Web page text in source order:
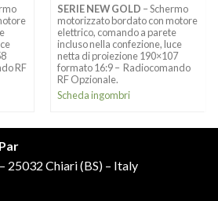
RF
SERIE NEW GOLD – Schermo
motorizzato bordato con motore
elettrico, comando a parete
incluso nella confezione, luce
netta di proiezione 190×107
formato 16:9 – Radiocomando
RF Opzionale.
Scheda ingombri
25032 Chiari (BS) – Italy